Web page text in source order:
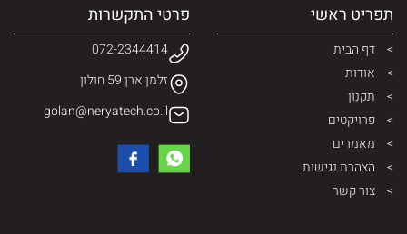
תפריט ראשי
דף הבית
אודות
תקנון
פרויקטים
מאמרים
הצהרת נגישות
צור קשר
פרטי התקשרות
072-2344414
זלמן ארן 59 חולון
golan@neryatech.co.il